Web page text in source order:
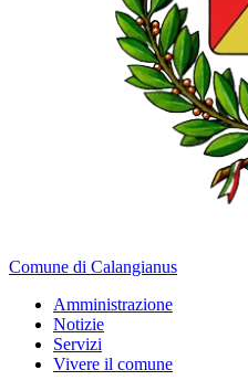
Comune di Calangianus
Amministrazione
Notizie
Servizi
Vivere il comune